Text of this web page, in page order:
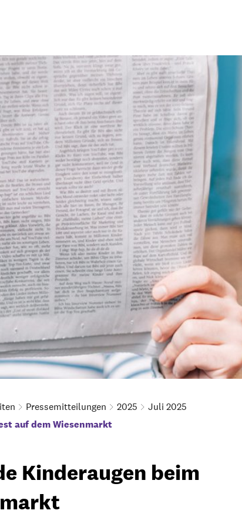
Pressemitteilungen 2025 Juli 2025
auf dem Wiesenmarkt
Kinderaugen beim